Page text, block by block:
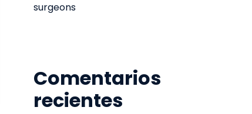
surgeons
Comentarios
recientes